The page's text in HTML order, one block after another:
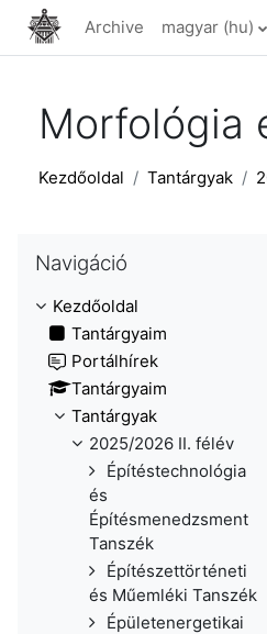
Tovább a fő tartalomhoz
Archive magyar ‎(hu)‎
Morfológia
Kezdőoldal Tantárgyak
Navigáció
Kezdőoldal
Tantárgyaim
Portálhírek
Tantárgyaim
Tantárgyak
2025/2026 II. félév
Építéstechnológia
és
Építésmenedzsment
Tanszék
Építészettörténeti
és Műemléki Tanszék
Épületenergetikai